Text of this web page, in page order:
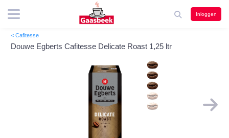
Inloggen
< Cafitesse
Douwe Egberts Cafitesse Delicate Roast 1,25 ltr